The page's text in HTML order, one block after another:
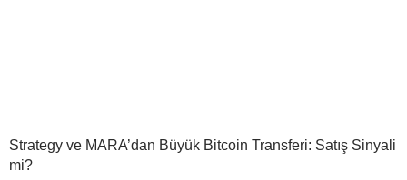
Strategy ve MARA’dan Büyük Bitcoin Transferi: Satış Sinyali
mi?